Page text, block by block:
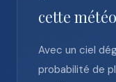
cette
Avec un ciel
probabilité de